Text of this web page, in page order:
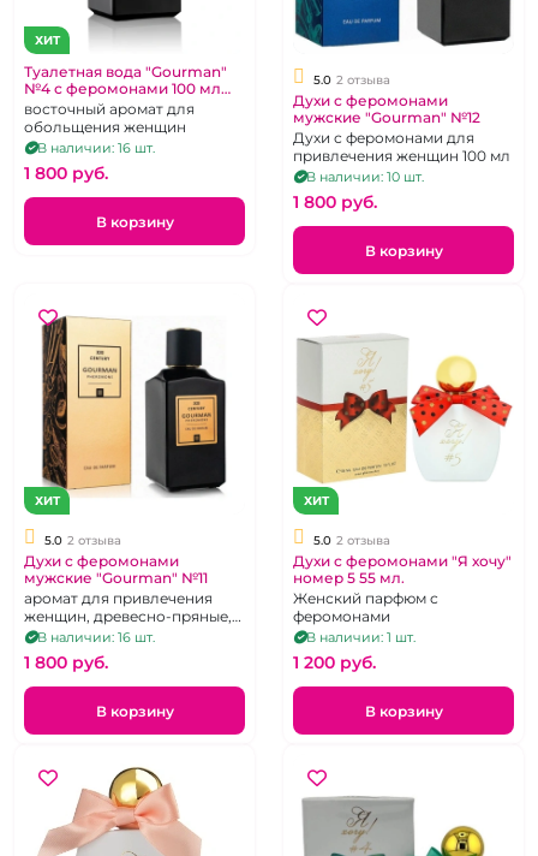
ХИТ
Туалетная вода "Gourman"
№4 с феромонами 100 мл
для мужчин
восточный аромат для
обольщения женщин
В наличии: 16 шт.
1 800 pуб.
В корзину
5.0 2 отзыва
Духи с феромонами
мужские "Gourman" №12
Духи с феромонами для
привлечения женщин 100 мл
В наличии: 10 шт.
1 800 pуб.
В корзину
ХИТ
5.0 2 отзыва
Духи с феромонами
мужские "Gourman" №11
аромат для привлечения
женщин, древесно-пряные,
100 мл
В наличии: 16 шт.
1 800 pуб.
В корзину
ХИТ
5.0 2 отзыва
Духи с феромонами "Я хочу"
номер 5 55 мл.
Женский парфюм с
феромонами
В наличии: 1 шт.
1 200 pуб.
В корзину